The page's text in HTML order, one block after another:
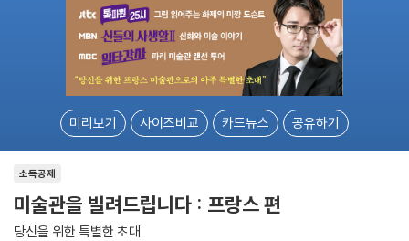
미리보기 사이즈비교 카드뉴스 공유하기
소득공제
미술관을 빌려드립니다 : 프랑스 편
당신을 위한 특별한 초대